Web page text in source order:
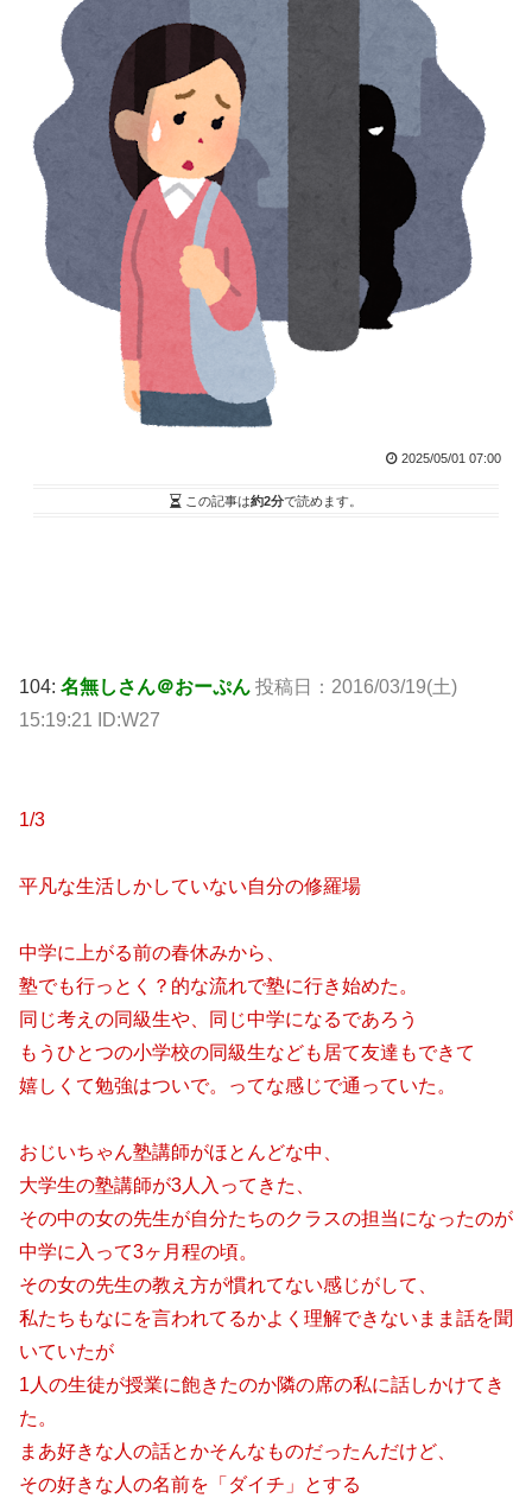
2025/05/01 07:00
この記事は約2分で読めます。
104: 名無しさん＠おーぷん 投稿日： 2016/03/19(土)
15:19:21 ID:W27
1/3
平凡な生活しかしていない自分の修羅場
中学に上がる前の春休みから、
塾でも行っとく？的な流れで塾に行き始めた。
同じ考えの同級生や、同じ中学になるであろう
もうひとつの小学校の同級生なども居て友達もできて
嬉しくて勉強はついで。ってな感じで通っていた。
おじいちゃん塾講師がほとんどな中、
大学生の塾講師が3人入ってきた、
その中の女の先生が自分たちのクラスの担当になったのが
中学に入って3ヶ月程の頃。
その女の先生の教え方が慣れてない感じがして、
私たちもなにを言われてるかよく理解できないまま話を聞
いていたが
1人の生徒が授業に飽きたのか隣の席の私に話しかけてき
た。
まあ好きな人の話とかそんなものだったんだけど、
その好きな人の名前を「ダイチ」とする